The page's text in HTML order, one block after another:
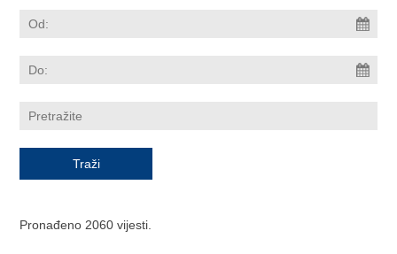
Pronađeno 2060 vijesti.